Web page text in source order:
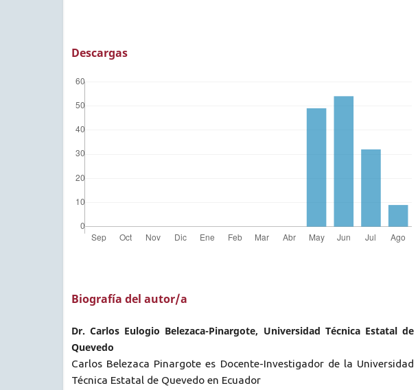
Descargas
Biografía del autor/a
Dr. Carlos Eulogio Belezaca-Pinargote, Universidad Técnica Estatal de
Quevedo
Carlos Belezaca Pinargote es Docente-Investigador de la Universidad
Técnica Estatal de Quevedo en Ecuador